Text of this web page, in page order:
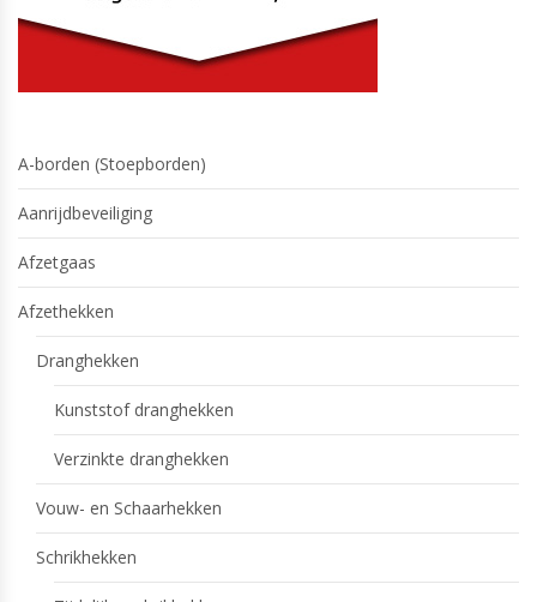
A-borden (Stoepborden)
Aanrijdbeveiliging
Afzetgaas
Afzethekken
Dranghekken
Kunststof dranghekken
Verzinkte dranghekken
Vouw- en Schaarhekken
Schrikhekken